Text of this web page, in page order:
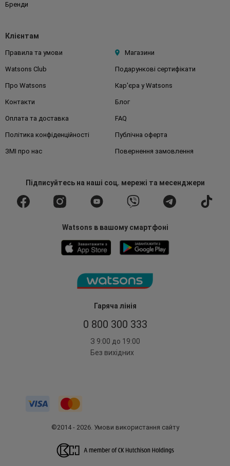
Гаряча лінія
0 800 300 333
З 9:00 до 19:00
Без вихідних
Бренди
Клієнтам
Правила та умови Магазини
Watsons Club Подарункові сертифікати
Про Watsons Кар'єра у Watsons
Контакти Блог
Оплата та доставка FAQ
Політика конфіденційності Публічна оферта
ЗМІ про нас Повернення замовлення
Підписуйтесьна наші соц. мережі та месенджери
Watsons в вашому смартфоні
©2014 - 2026. Умови використання сайту